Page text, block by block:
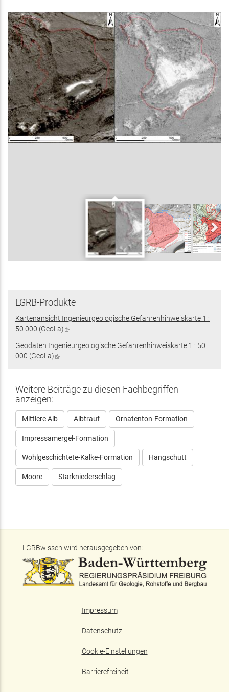
LGRB-Produkte
Kartenansicht Ingenieurgeologische Gefahrenhinweiskarte 1 :
50 000 (GeoLa)(Link
extern)
Geodaten Ingenieurgeologische Gefahrenhinweiskarte 1 : 50
000 (GeoLa)(Link
Weitere Beiträge zu diesen Fachbegriffen
anzeigen:
Mittlere Alb Albtrauf Ornatenton-Formation
Impressamergel-Formation
Wohlgeschichtete-Kalke-Formation Hangschutt
Moore Starkniederschlag
LGRBwissen wird herausgegeben von:
Impressum
Datenschutz
Cookie-Einstellungen
Barrierefreiheit